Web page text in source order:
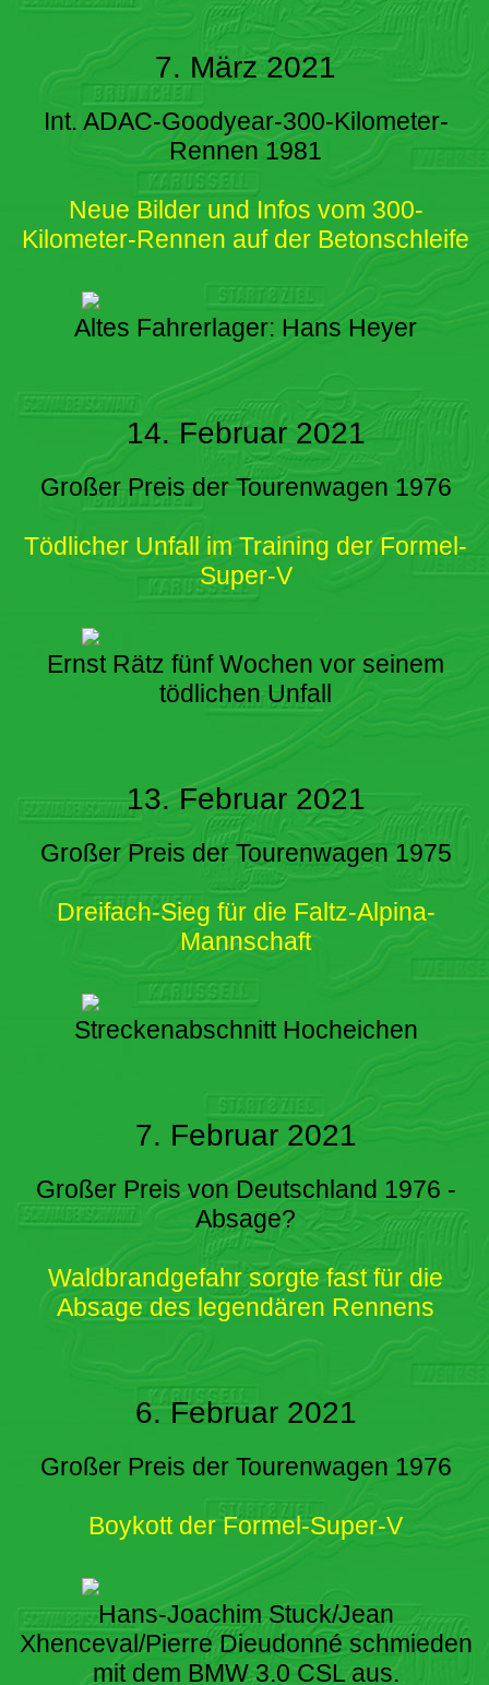
7. März 2021
Int. ADAC-Goodyear-300-Kilometer-
Rennen 1981
Neue Bilder und Infos vom 300-
Kilometer-Rennen auf der Betonschleife
Altes Fahrerlager: Hans Heyer
14. Februar 2021
Großer Preis der Tourenwagen 1976
Tödlicher Unfall im Training der Formel-
Super-V
Ernst Rätz fünf Wochen vor seinem
tödlichen Unfall
13. Februar 2021
Großer Preis der Tourenwagen 1975
Dreifach-Sieg für die Faltz-Alpina-
Mannschaft
Streckenabschnitt Hocheichen
7. Februar 2021
Großer Preis von Deutschland 1976 -
Absage?
Waldbrandgefahr sorgte fast für die
Absage des legendären Rennens
6. Februar 2021
Großer Preis der Tourenwagen 1976
Boykott der Formel-Super-V
Hans-Joachim Stuck/Jean
Xhenceval/Pierre Dieudonné schmieden
mit dem BMW 3.0 CSL aus.